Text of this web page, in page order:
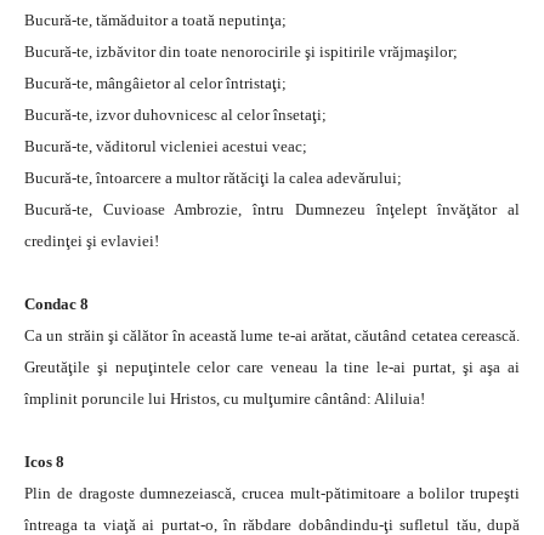
Bucură-te, tămăduitor a toată neputinţa;
Bucură-te, izbăvitor din toate nenorocirile şi ispitirile vrăjmaşilor;
Bucură-te, mângâietor al celor întristaţi;
Bucură-te, izvor duhovnicesc al celor însetaţi;
Bucură-te, văditorul vicleniei acestui veac;
Bucură-te, întoarcere a multor rătăciţi la calea adevărului;
Bucură-te, Cuvioase Ambrozie, întru Dumnezeu înţelept învăţător al
credinţei şi evlaviei!
Condac 8
Ca un străin şi călător în această lume te-ai arătat, căutând cetatea cerească.
Greutăţile şi nepuţintele celor care veneau la tine le-ai purtat, şi aşa ai
împlinit poruncile lui Hristos, cu mulţumire cântând: Aliluia!
Icos 8
Plin de dragoste dumnezeiască, crucea mult-pătimitoare a bolilor trupeşti
întreaga ta viaţă ai purtat-o, în răbdare dobândindu-ţi sufletul tău, după